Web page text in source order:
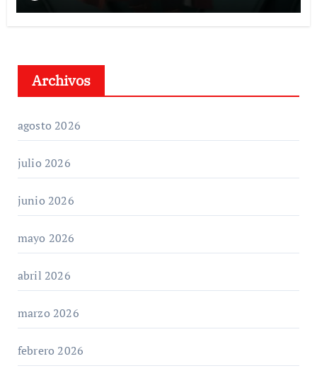
Archivos
agosto 2026
julio 2026
junio 2026
mayo 2026
abril 2026
marzo 2026
febrero 2026